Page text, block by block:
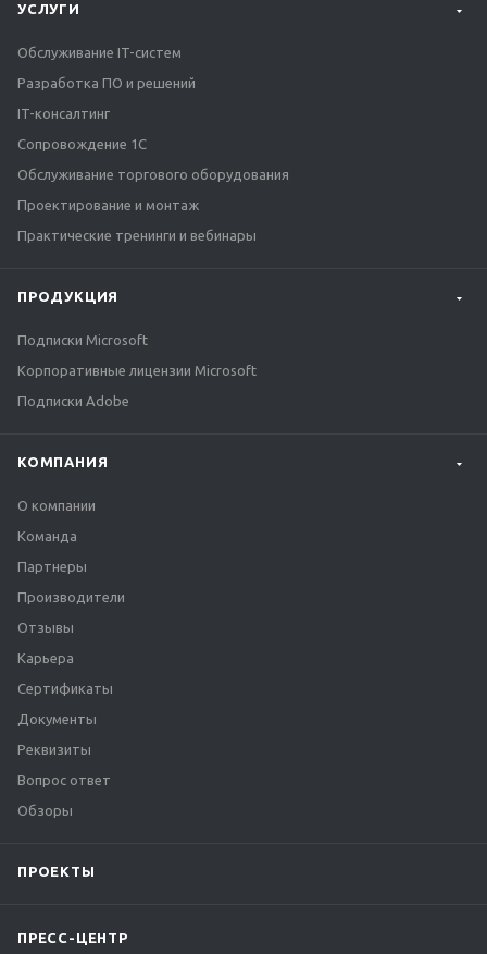
+7 (800) 505-71-03
проспект 1
+7 (800) 505-71-03
+7 (800) 505-71-03
УСЛУГИ
Обслуживание IT-систем
Разработка ПО и решений
IT-консалтинг
Сопровождение 1С
Обслуживание торгового оборудования
Проектирование и монтаж
Практические тренинги и вебинары
ПРОДУКЦИЯ
Подписки Microsoft
Корпоративные лицензии Microsoft
Подписки Adobe
КОМПАНИЯ
О компании
Команда
Партнеры
Производители
Отзывы
Карьера
Сертификаты
Документы
Реквизиты
Вопрос ответ
Обзоры
ПРОЕКТЫ
ПРЕСС-ЦЕНТР